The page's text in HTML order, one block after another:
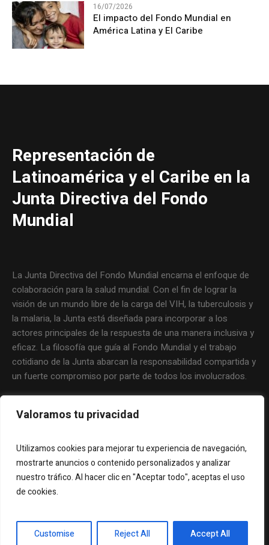
Valoramos tu privacidad
Utilizamos cookies para mejorar tu experiencia de navegación,
mostrarte anuncios o contenido personalizados y analizar
nuestro tráfico. Al hacer clic en "Aceptar todo", aceptas el uso
de cookies.
Customise Reject All Accept All
16/07/2026
El impacto del Fondo Mundial en
América Latina y El Caribe
Representación de
Latinoamérica y el Caribe en la
Junta Directiva del Fondo
Mundial
La Junta Directiva del Fondo Mundial encarna el enfoque de
colaboración para la salud mundial. Con el fin de lograr la
visión de un mundo libre de la carga del VIH, la tuberculosis y
la malaria, la Junta está diseñada para incorporar a los
actores principales de la respuesta de una manera inclusiva y
eficaz. La filosofía que guía al Fondo Mundial y el trabajo
cotidiano de la Junta abarcan la responsabilidad compartida y
un fuerte compromiso por parte de todos los involucrados.
Copyright © 2012 Representación de Latinoamérica y el
Caribe en el Fondo Mundial